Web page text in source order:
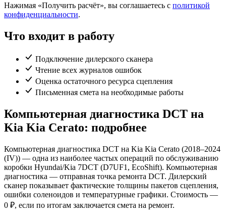
Нажимая «Получить расчёт», вы соглашаетесь с политикой
конфиденциальности.
Что входит в работу
Подключение дилерского сканера
Чтение всех журналов ошибок
Оценка остаточного ресурса сцепления
Письменная смета на необходимые работы
Компьютерная диагностика DCT на
Kia Kia Cerato: подробнее
Компьютерная диагностика DCT на Kia Kia Cerato (2018–2024
(IV)) — одна из наиболее частых операций по обслуживанию
коробки Hyundai/Kia 7DCT (D7UF1, EcoShift). Компьютерная
диагностика — отправная точка ремонта DCT. Дилерский
сканер показывает фактические толщины пакетов сцепления,
ошибки соленоидов и температурные графики. Стоимость —
0 ₽, если по итогам заключается смета на ремонт.